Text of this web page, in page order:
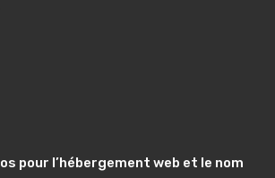
pour l’hébergement web et le nom